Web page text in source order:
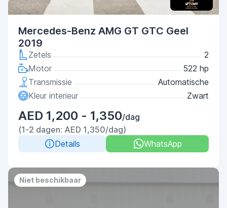
Mercedes-Benz AMG GT GTC Geel
2019
Zetels
2
Motor
522 hp
Transmissie
Automatische
Kleur interieur
Zwart
AED 1,200 - 1,350/dag
(1-2 dagen: AED 1,350/dag)
Details
WhatsApp
Niet beschikbaar